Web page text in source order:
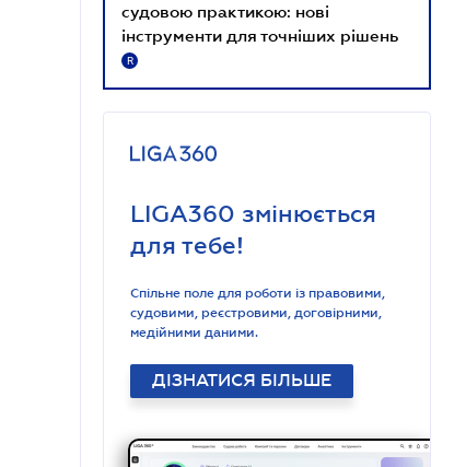
судовою практикою: нові
інструменти для точніших рішень
R
LIGA360 змінюється
для тебе!
Спільне поле для роботи із правовими,
судовими, реєстровими, договірними,
медійними даними.
ДІЗНАТИСЯ БІЛЬШЕ